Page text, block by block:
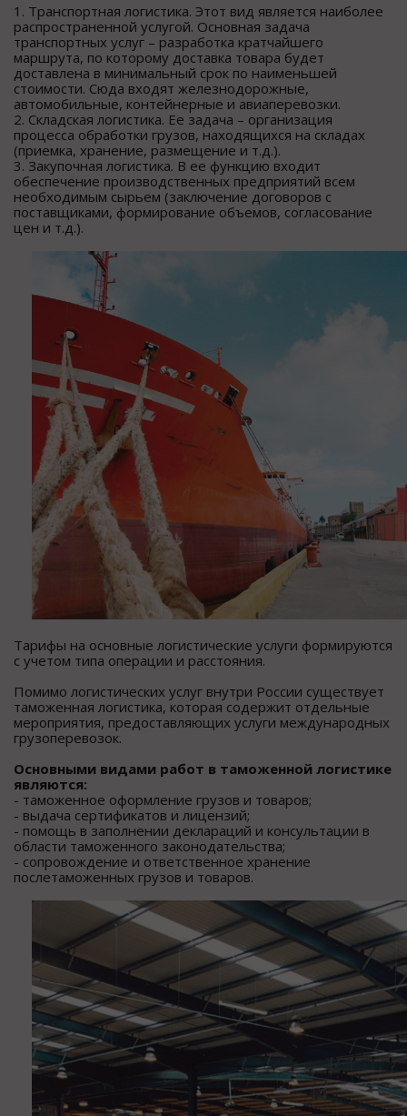
1. Транспортная логистика. Этот вид является наиболее
распространенной услугой. Основная задача
транспортных услуг – разработка кратчайшего
маршрута, по которому доставка товара будет
доставлена в минимальный срок по наименьшей
стоимости. Сюда входят железнодорожные,
автомобильные, контейнерные и авиаперевозки.
2. Складская логистика. Ее задача – организация
процесса обработки грузов, находящихся на складах
(приемка, хранение, размещение и т.д.).
3. Закупочная логистика. В ее функцию входит
обеспечение производственных предприятий всем
необходимым сырьем (заключение договоров с
поставщиками, формирование объемов, согласование
цен и т.д.).
Тарифы на основные логистические услуги формируются
с учетом типа операции и расстояния.
Помимо логистических услуг внутри России существует
таможенная логистика, которая содержит отдельные
мероприятия, предоставляющих услуги международных
грузоперевозок.
Основными видами работ в таможенной логистике
являются:
- таможенное оформление грузов и товаров;
- выдача сертификатов и лицензий;
- помощь в заполнении деклараций и консультации в
области таможенного законодательства;
- сопровождение и ответственное хранение
послетаможенных грузов и товаров.